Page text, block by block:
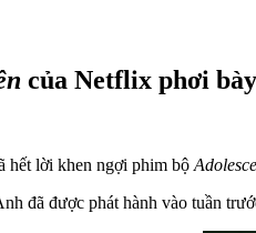
của Netflix phơi
hết lời khen ngợi phim bộ
đã được phát hành vào tuần